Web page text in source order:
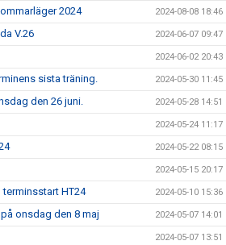
2024 2024-08-08 18:46
V.26 2024-06-07 09:47
2024-06-02 20:43
sista träning. 2024-05-30 11:45
den 26 juni. 2024-05-28 14:51
2024-05-24 11:17
2024-05-22 08:15
2024-05-15 20:17
terminsstart HT24 2024-05-10 15:36
onsdag den 8 maj 2024-05-07 14:01
2024-05-07 13:51